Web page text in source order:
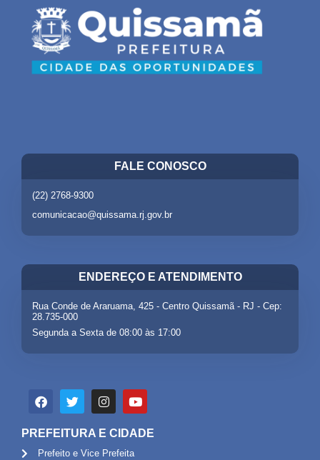
FALE CONOSCO
(22) 2768-9300
comunicacao@quissama.rj.gov.br
ENDEREÇO E ATENDIMENTO
Rua Conde de Araruama, 425 - Centro Quissamã - RJ - Cep:
28.735-000
Segunda a Sexta de 08:00 às 17:00
PREFEITURA E CIDADE
Prefeito e Vice Prefeita